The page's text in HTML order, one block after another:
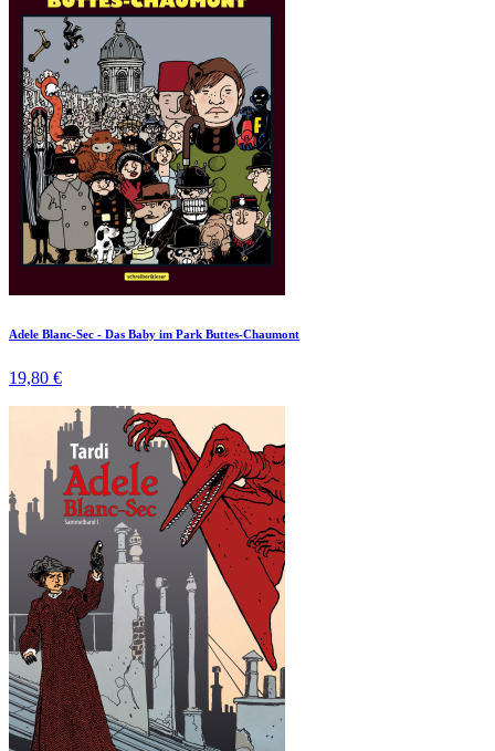
Adele Blanc-Sec - Das Baby im Park Buttes-Chaumont
19,80 €